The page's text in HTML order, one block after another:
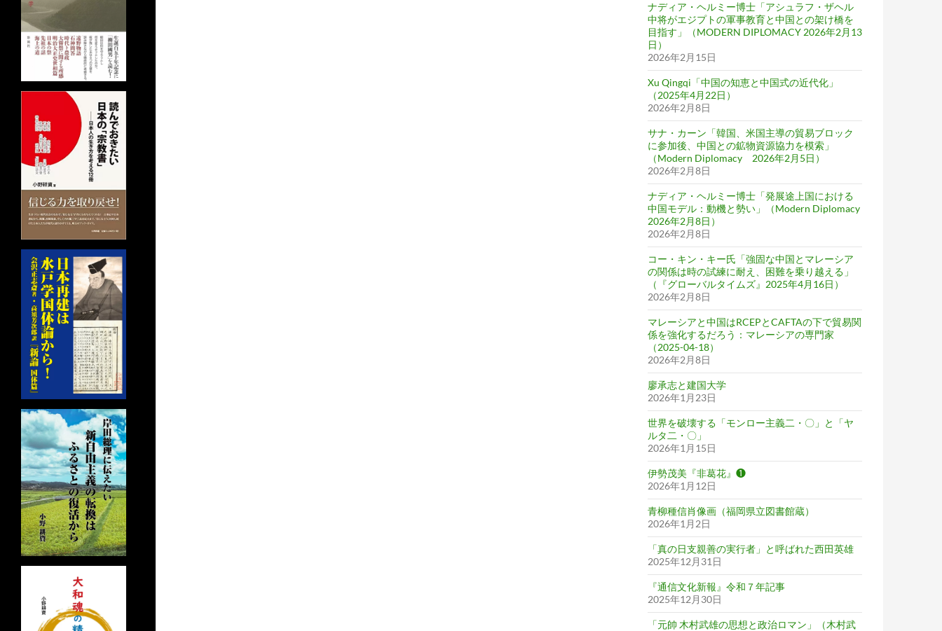
ナディア・ヘルミー博士「アシュラフ・ザヘル
中将がエジプトの軍事教育と中国との架け橋を
目指す」（MODERN DIPLOMACY 2026年2月13
日）
2026年2月15日
Xu Qingqi「中国の知恵と中国式の近代化」
（2025年4月22日）
2026年2月8日
サナ・カーン「韓国、米国主導の貿易ブロック
に参加後、中国との鉱物資源協力を模索」
（Modern Diplomacy 2026年2月5日）
2026年2月8日
ナディア・ヘルミー博士「発展途上国における
中国モデル：動機と勢い」（Modern Diplomacy
2026年2月8日）
2026年2月8日
コー・キン・キー氏「強固な中国とマレーシア
の関係は時の試練に耐え、困難を乗り越える」
（『グローバルタイムズ』2025年4月16日）
2026年2月8日
マレーシアと中国はRCEPとCAFTAの下で貿易関
係を強化するだろう：マレーシアの専門家
（2025-04-18）
2026年2月8日
廖承志と建国大学
2026年1月23日
世界を破壊する「モンロー主義二・〇」と「ヤ
ルタ二・〇」
2026年1月15日
伊勢茂美『非葛花』❶
2026年1月12日
青柳種信肖像画（福岡県立図書館蔵）
2026年1月2日
「真の日支親善の実行者」と呼ばれた西田英雄
2025年12月31日
『通信文化新報』令和７年記事
2025年12月30日
「元帥 木村武雄の思想と政治ロマン」（木村武